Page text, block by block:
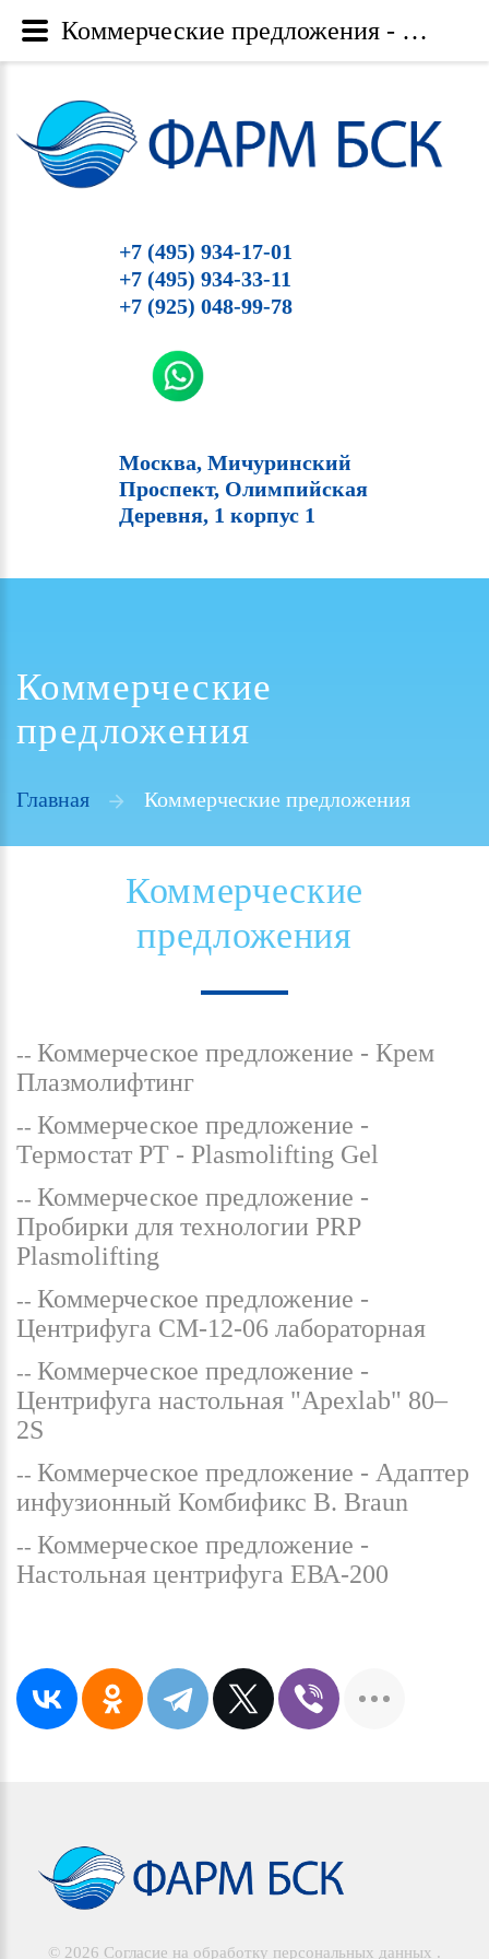
+7 (495) 934-17-01
+7 (495) 934-33-11
+7 (925) 048-99-78
Москва, Мичуринский
Проспект, Олимпийская
Деревня, 1 корпус 1
Коммерческие
предложения
Главная Коммерческие предложения
Коммерческие
предложения
Коммерческое предложение - Крем
Плазмолифтинг
Коммерческое предложение -
Термостат PT - Plasmolifting Gel
Коммерческое предложение -
Пробирки для технологии PRP
Plasmolifting
Коммерческое предложение -
Центрифуга СМ-12-06 лабораторная
Коммерческое предложение -
Центрифуга настольная "Apexlab" 80–
2S
Коммерческое предложение - Адаптер
инфузионный Комбификс B. Braun
Коммерческое предложение -
Настольная центрифуга ЕВА-200
© 2026 Согласие на обработку персональных данных .
Коммерческие предложения - Фарм БСК